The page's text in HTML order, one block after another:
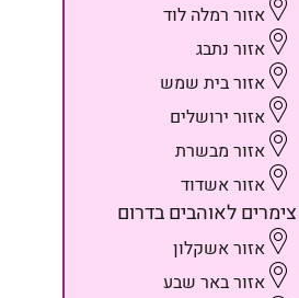
אזור רמלה לוד
אזור נתבג
אזור בית שמש
אזור ירושלים
אזור מבשרת
אזור אשדוד
צימרים לאוהבים בדרום
אזור אשקלון
אזור באר שבע